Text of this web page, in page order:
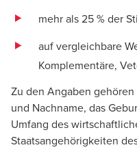
mehr als 25 % der
auf vergleichbare
Komplementäre,
Zu den Angaben gehören
und Nachname, das
Umfang des
Staatsangehörigkeiten